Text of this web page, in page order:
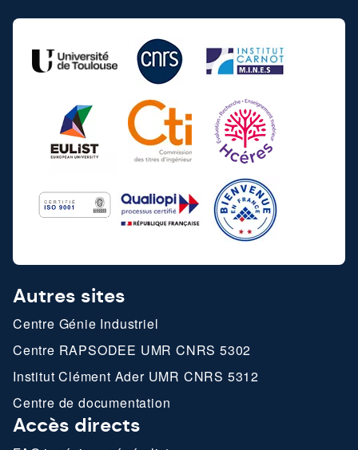
Autres sites
Centre Génie Industriel
Centre RAPSODEE UMR CNRS 5302
Institut Clément Ader UMR CNRS 5312
Centre de documentation
Accès directs